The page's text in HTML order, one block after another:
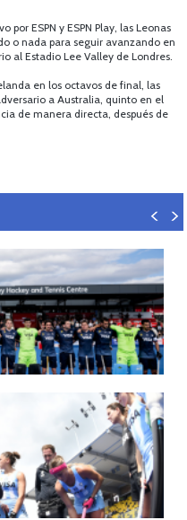
por ESPN y ESPN Play, las Leonas
o nada para seguir avanzando en
al Estadio Lee Valley de Londres.
en los octavos de final, las
a Australia, quinto en el
de manera directa, después de
LUCAS REY
Países Bajos y Bélgica.